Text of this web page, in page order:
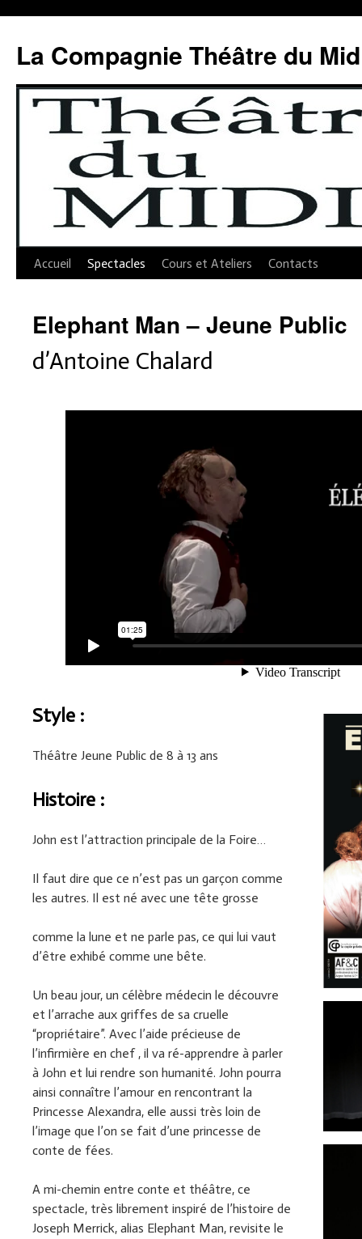
contenu
La Compagnie Théâtre du
Accueil Spectacles Cours et Ateliers Contacts
Elephant Man – Jeune Public
d’Antoine Chalard
Style :
Théâtre Jeune Public de 8 à 13 ans
Histoire :
John est l’attraction principale de la Foire…
Il faut dire que ce n’est pas un garçon comme
les autres. Il est né avec une tête grosse
comme la lune et ne parle pas, ce qui lui vaut
d’être exhibé comme une bête.
Un beau jour, un célèbre médecin le découvre
et l’arrache aux griffes de sa cruelle
“propriétaire”. Avec l’aide précieuse de
l’infirmière en chef , il va ré-apprendre à parler
à John et lui rendre son humanité. John pourra
ainsi connaître l’amour en rencontrant la
Princesse Alexandra, elle aussi très loin de
l’image que l’on se fait d’une princesse de
conte de fées.
A mi-chemin entre conte et théâtre, ce
spectacle, très librement inspiré de l’histoire de
Joseph Merrick, alias Elephant Man, revisite le